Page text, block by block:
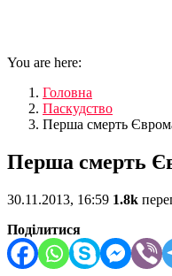
You are here:
Головна
Паскудство
Перша смерть
Перша смерть
30.11.2013, 16:59 1.8k
Поділитися